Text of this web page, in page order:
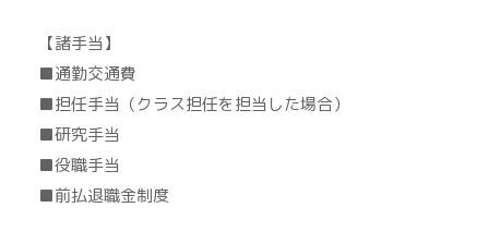
【諸手当】
■通勤交通費
■担任手当（クラス担任を担当した場合）
■研究手当
■役職手当
■前払退職金制度